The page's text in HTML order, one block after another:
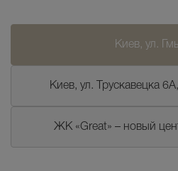
Киев, ул.
Киев, ул. Трускавецка
ЖК «Great» – новый